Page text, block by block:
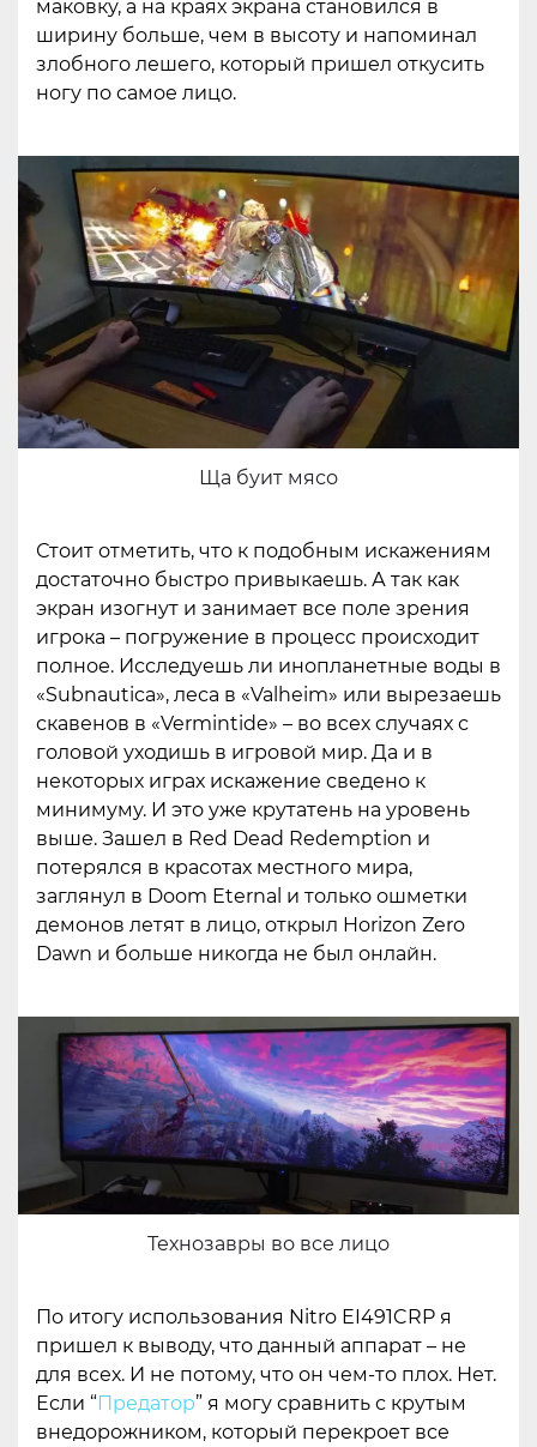
маковку, а на краях экрана становился в
ширину больше, чем в высоту и напоминал
злобного лешего, который пришел откусить
ногу по самое лицо.
Ща буит мясо
Стоит отметить, что к подобным искажениям
достаточно быстро привыкаешь. А так как
экран изогнут и занимает все поле зрения
игрока – погружение в процесс происходит
полное. Исследуешь ли инопланетные воды в
«Subnautica», леса в «Valheim» или вырезаешь
скавенов в «Vermintide» – во всех случаях с
головой уходишь в игровой мир. Да и в
некоторых играх искажение сведено к
минимуму. И это уже крутатень на уровень
выше. Зашел в Red Dead Redemption и
потерялся в красотах местного мира,
заглянул в Doom Eternal и только ошметки
демонов летят в лицо, открыл Horizon Zero
Dawn и больше никогда не был онлайн.
Технозавры во все лицо
По итогу использования Nitro EI491CRP я
пришел к выводу, что данный аппарат – не
для всех. И не потому, что он чем-то плох. Нет.
Если “Предатор” я могу сравнить с крутым
внедорожником, который перекроет все